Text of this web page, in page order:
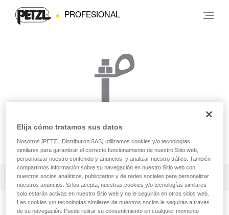
PROFESIONAL
BOLT STAINLESS
Descargar ficha técnica (PDF)
Technical Notice
Ver la página del producto
Elija cómo tratamos sus datos
Nosotros [PETZL Distribution SAS) utilizamos cookies y/o tecnologías
similares para garantizar el correcto funcionamiento de nuestro Sitio web,
personalizar nuestro contenido y anuncios, y analizar nuestro tráfico. También
compartimos información sobre su navegación en nuestro Sitio web con
nuestros socios analíticos, publicitarios y de redes sociales para personalizar
nuestros anuncios. Si los acepta, nuestras cookies y/o tecnologías similares
solo estarán activas en nuestro Sitio web y no le seguirán en otros sitios web.
Las cookies y/o tecnologías similares de nuestros socios le seguirán a través
de su navegación. Puede retirar su consentimiento en cualquier momento